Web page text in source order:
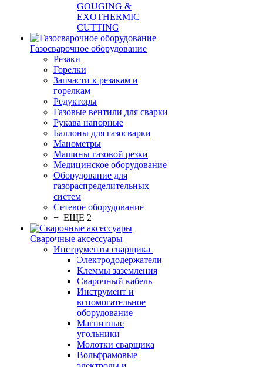
GOUGING &
EXOTHERMIC
CUTTING
Газосварочное оборудование
Резаки
Горелки
Запчасти к резакам и
горелкам
Редукторы
Газовые вентили для сварки
Рукава напорные
Баллоны для газосварки
Манометры
Машины газовой резки
Медицинское оборудование
Оборудование для
газораспределительных
систем
Сетевое оборудование
+ ЕЩЕ 2
Сварочные аксессуары
Инструменты сварщика
Электрододержатели
Клеммы заземления
Сварочный кабель
Инструмент и
вспомогательное
оборудование
Магнитные
угольники
Молотки сварщика
Вольфрамовые